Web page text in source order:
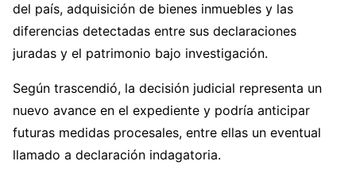
del país, adquisición de bienes inmuebles y las
diferencias detectadas entre sus declaraciones
juradas y el patrimonio bajo investigación.
Según trascendió, la decisión judicial representa un
nuevo avance en el expediente y podría anticipar
futuras medidas procesales, entre ellas un eventual
llamado a declaración indagatoria.